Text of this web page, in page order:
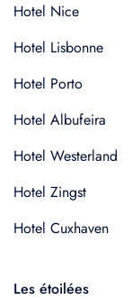
Hotel Nice
Hotel Lisbonne
Hotel Porto
Hotel Albufeira
Hotel Westerland
Hotel Zingst
Hotel Cuxhaven
Les étoilées